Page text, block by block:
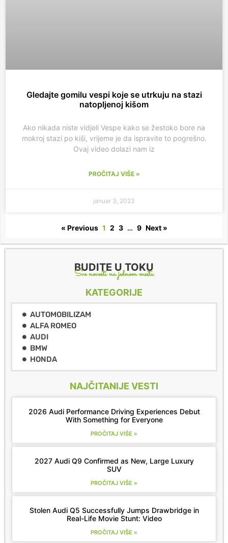
Gledajte gomilu vespi koje se utrkuju na stazi
natopljenoj kišom
Ako nikada niste vidjeli Vespe kako se žestoko bore na
mokroj stazi po kiši, vrijeme je da ispravite to pogrešno.
Ovaj video dolazi nam iz
PROČITAJ VIŠE »
januar 3, 2023
« Previous 1 2 3 … 9 Next »
BUDITE U TOKU
Sve novosti na jednom mestu
KATEGORIJE
AUTOMOBILIZAM
ALFA ROMEO
AUDI
BMW
HONDA
NAJČITANIJE VESTI
2026 Audi Performance Driving Experiences Debut
With Something for Everyone
PROČITAJ VIŠE »
2027 Audi Q9 Confirmed as New, Large Luxury
SUV
PROČITAJ VIŠE »
Stolen Audi Q5 Successfully Jumps Drawbridge in
Real-Life Movie Stunt: Video
PROČITAJ VIŠE »